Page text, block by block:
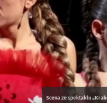
Scena ze spektaklu